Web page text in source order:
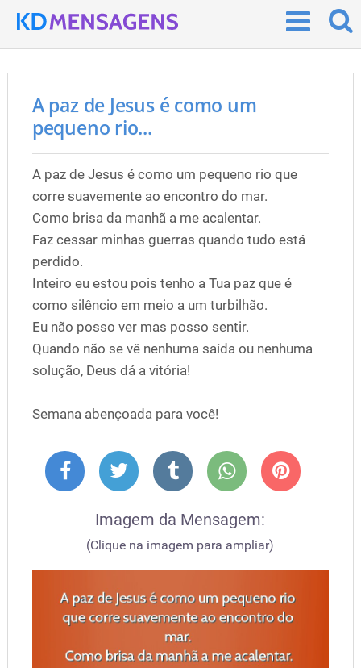
A paz de Jesus é como um
pequeno rio...
A paz de Jesus é como um pequeno rio que
corre suavemente ao encontro do mar.
Como brisa da manhã a me acalentar.
Faz cessar minhas guerras quando tudo está
perdido.
Inteiro eu estou pois tenho a Tua paz que é
como silêncio em meio a um turbilhão.
Eu não posso ver mas posso sentir.
Quando não se vê nenhuma saída ou nenhuma
solução, Deus dá a vitória!
Semana abençoada para você!
Imagem da Mensagem:
(Clique na imagem para ampliar)